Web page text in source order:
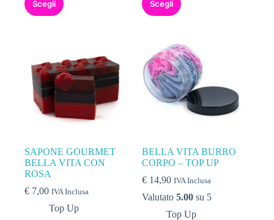
Scegli Scegli
SAPONE GOURMET
BELLA VITA CON
ROSA
€ 7,00 IVA Inclusa
Top Up
BELLA VITA BURRO
CORPO – TOP UP
€ 14,90 IVA Inclusa
Valutato5.00 su 5
Top Up